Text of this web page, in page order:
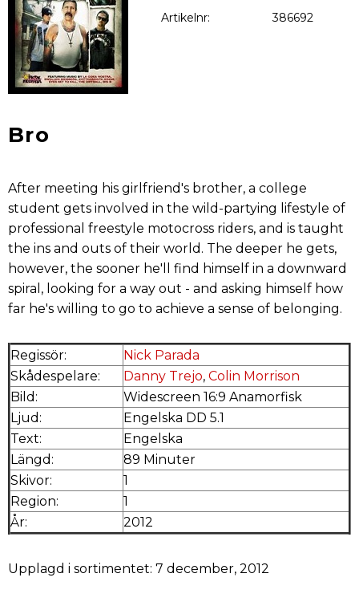
Artikelnr 386692
Bro
After meeting his girlfriend's brother, a college
student gets involved in the wild-partying lifestyle of
professional freestyle motocross riders, and is taught
the ins and outs of their world. The deeper he gets,
however, the sooner he'll find himself in a downward
spiral, looking for a way out - and asking himself how
far he's willing to go to achieve a sense of belonging.
Regissör:
Nick Parada
Skådespelare:
Danny Trejo, Colin Morrison
Bild:
Widescreen 16:9 Anamorfisk
Ljud:
Engelska DD 5.1
Text:
Engelska
Längd:
89 Minuter
Skivor:
1
Region:
1
År:
2012
Upplagd i sortimentet: 7 december, 2012